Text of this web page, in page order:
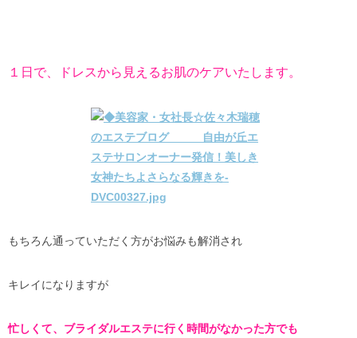
１日で、ドレスから見えるお肌のケアいたします。
もちろん通っていただく方がお悩みも解消され
キレイになりますが
忙しくて、ブライダルエステに行く時間がなかった方でも